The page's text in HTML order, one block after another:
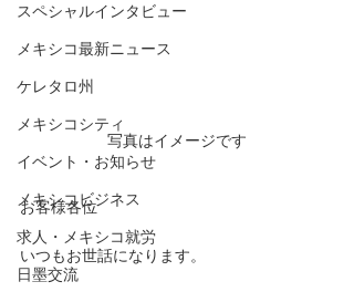
スペシャルインタビュー
メキシコ最新ニュース
ケレタロ州
メキシコシティ
イベント・お知らせ
メキシコビジネス
求人・メキシコ就労
日墨交流
写真はイメージです
お客様各位
いつもお世話になります。